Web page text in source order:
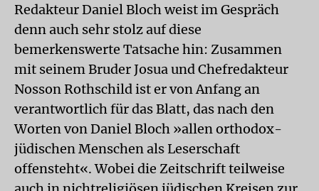
Redakteur Daniel Bloch weist im Gespräch
denn auch sehr stolz auf diese
bemerkenswerte Tatsache hin: Zusammen
mit seinem Bruder Josua und Chefredakteur
Nosson Rothschild ist er von Anfang an
verantwortlich für das Blatt, das nach den
Worten von Daniel Bloch »allen orthodox-
jüdischen Menschen als Leserschaft
offensteht«. Wobei die Zeitschrift teilweise